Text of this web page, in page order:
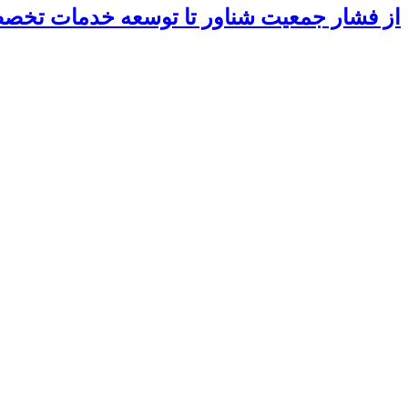
از فشار جمعیت شناور تا توسعه خدمات